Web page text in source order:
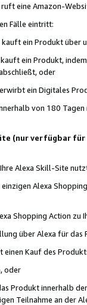
eine Amazon-
Fälle eintritt:
ein Produkt über
ein Produkt, indem
oder
ein Digitales
von 180 Tagen
(nur verfügbar für
Alexa Skill-Site
Alexa
Shopping Action zu
über Alexa für das
einen Kauf des
oder
Produkt innerhalb
Teilnahme an der